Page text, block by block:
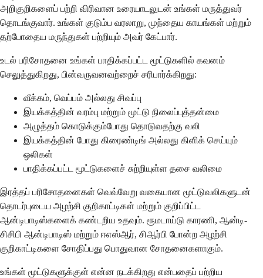
அறிகுறிகளைப் பற்றி விரிவான உரையாடலுடன் உங்கள் மருத்துவர்
தொடங்குவார். உங்கள் குடும்ப வரலாறு, முந்தைய காயங்கள் மற்றும்
தற்போதைய மருந்துகள் பற்றியும் அவர் கேட்பார்.
உடல் பரிசோதனை உங்கள் பாதிக்கப்பட்ட மூட்டுகளில் கவனம்
செலுத்துகிறது, பின்வருவனவற்றைச் சரிபார்க்கிறது:
வீக்கம், வெப்பம் அல்லது சிவப்பு
இயக்கத்தின் வரம்பு மற்றும் மூட்டு நிலைப்புத்தன்மை
அழுத்தம் கொடுக்கும்போது தொடுவதற்கு வலி
இயக்கத்தின் போது கிரைண்டிங் அல்லது கிளிக் செய்யும்
ஒலிகள்
பாதிக்கப்பட்ட மூட்டுகளைச் சுற்றியுள்ள தசை வலிமை
இரத்தப் பரிசோதனைகள் வெவ்வேறு வகையான மூட்டுவலிகளுடன்
தொடர்புடைய அழற்சி குறிகாட்டிகள் மற்றும் குறிப்பிட்ட
ஆன்டிபாடிஸ்களைக் கண்டறிய உதவும். ரூமடாய்டு காரணி, ஆன்டி-
சிசிபி ஆன்டிபாடிஸ் மற்றும் ஈஎஸ்ஆர், சிஆர்பி போன்ற அழற்சி
குறிகாட்டிகளை சோதிப்பது பொதுவான சோதனைகளாகும்.
உங்கள் மூட்டுகளுக்குள் என்ன நடக்கிறது என்பதைப் பற்றிய